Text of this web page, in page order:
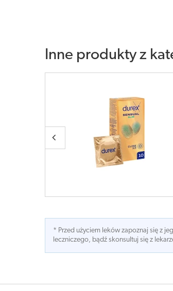
Inne produkty z
* Przed użyciem leków zapoznaj się z
leczniczego, bądź skonsultuj się z